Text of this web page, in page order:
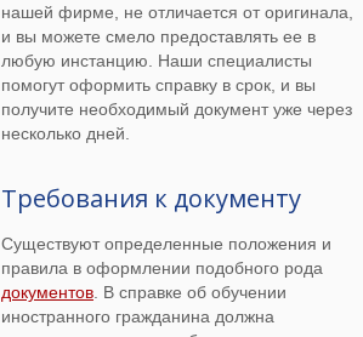
нашей фирме, не отличается от оригинала,
и вы можете смело предоставлять ее в
любую инстанцию. Наши специалисты
помогут оформить справку в срок, и вы
получите необходимый документ уже через
несколько дней.
Требования к документу
Существуют определенные положения и
правила в оформлении подобного рода
документов . В справке об обучении
иностранного гражданина должна